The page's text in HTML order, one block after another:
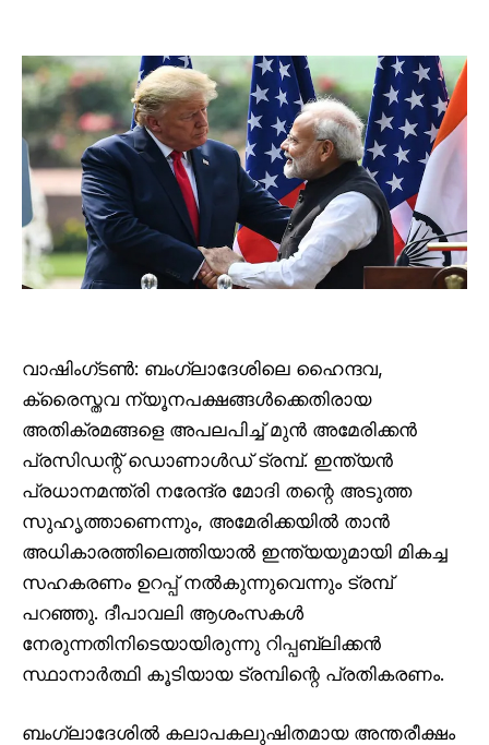
വാഷിംഗ്ടൺ: ബംഗ്ലാദേശിലെ ഹൈന്ദവ,
ക്രൈസ്തവ ന്യൂനപക്ഷങ്ങൾക്കെതിരായ
അതിക്രമങ്ങളെ അപലപിച്ച് മുൻ അമേരിക്കൻ
പ്രസിഡന്റ് ഡൊണാൾഡ് ട്രമ്പ്. ഇന്ത്യൻ
പ്രധാനമന്ത്രി നരേന്ദ്ര മോദി തന്റെ അടുത്ത
സുഹൃത്താണെന്നും, അമേരിക്കയിൽ താൻ
അധികാരത്തിലെത്തിയാൽ ഇന്ത്യയുമായി മികച്ച
സഹകരണം ഉറപ്പ് നൽകുന്നുവെന്നും ട്രമ്പ്
പറഞ്ഞു. ദീപാവലി ആശംസകൾ
നേരുന്നതിനിടെയായിരുന്നു റിപ്പബ്ലിക്കൻ
സ്ഥാനാർത്ഥി കൂടിയായ ട്രമ്പിന്റെ പ്രതികരണം.
ബംഗ്ലാദേശിൽ കലാപകലുഷിതമായ അന്തരീക്ഷം